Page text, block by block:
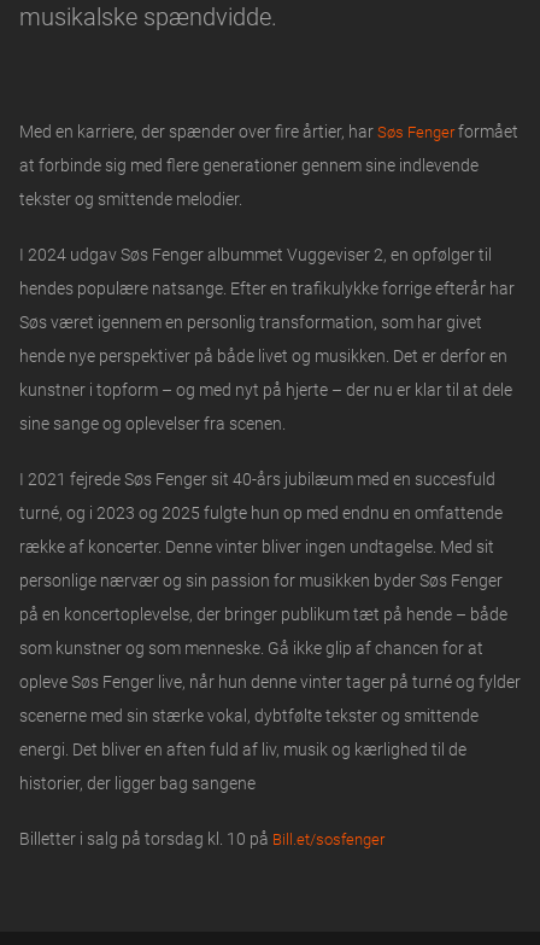
musikalske spændvidde.
Med en karriere, der spænder over fire årtier, har Søs Fengerformået
at forbinde sig med flere generationer gennem sine indlevende
tekster og smittende melodier.
I 2024 udgav Søs Fenger albummet Vuggeviser 2, en opfølger til
hendes populære natsange. Efter en trafikulykke forrige efterår har
Søs været igennem en personlig transformation, som har givet
hende nye perspektiver på både livet og musikken. Det er derfor en
kunstner i topform – og med nyt på hjerte – der nu er klar til at dele
sine sange og oplevelser fra scenen.
I 2021 fejrede Søs Fenger sit 40-års jubilæum med en succesfuld
turné, og i 2023 og 2025 fulgte hun op med endnu en omfattende
række af koncerter. Denne vinter bliver ingen undtagelse. Med sit
personlige nærvær og sin passion for musikken byder Søs Fenger
på en koncertoplevelse, der bringer publikum tæt på hende – både
som kunstner og som menneske. Gå ikke glip af chancen for at
opleve Søs Fenger live, når hun denne vinter tager på turné og fylder
scenerne med sin stærke vokal, dybtfølte tekster og smittende
energi. Det bliver en aften fuld af liv, musik og kærlighed til de
historier, der ligger bag sangene
Billetter i salg på torsdag kl. 10 på Bill.et/sosfenger